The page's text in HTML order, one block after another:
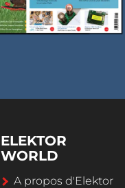
ELEKTOR
WORLD
A propos d'Elektor